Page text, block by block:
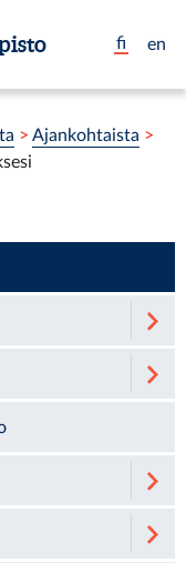
fi
en
> Ajankohtaista >